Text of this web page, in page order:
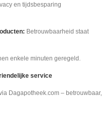
en tijdsbesparing
Betrouwbaarheid staat
enkele minuten geregeld.
service
Dagapotheek.com – betrouwbaar,